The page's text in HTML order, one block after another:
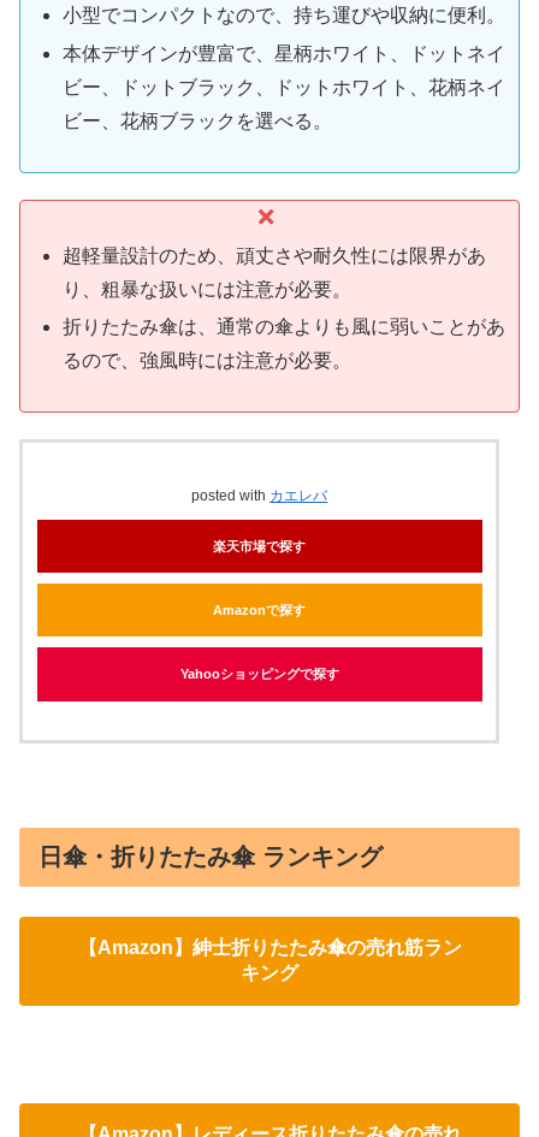
小型でコンパクトなので、持ち運びや収納に便利。
本体デザインが豊富で、星柄ホワイト、ドットネイ
ビー、ドットブラック、ドットホワイト、花柄ネイ
ビー、花柄ブラックを選べる。
超軽量設計のため、頑丈さや耐久性には限界があ
り、粗暴な扱いには注意が必要。
折りたたみ傘は、通常の傘よりも風に弱いことがあ
るので、強風時には注意が必要。
posted with カエレバ
楽天市場で探す
Amazonで探す
Yahooショッピングで探す
日傘・折りたたみ傘 ランキング
【Amazon】紳士折りたたみ傘の売れ筋ラン
キング